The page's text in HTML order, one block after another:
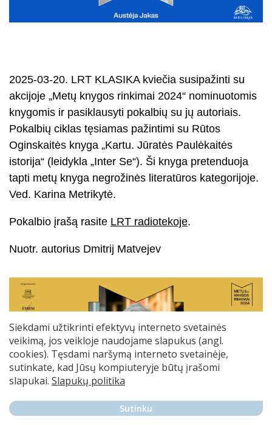
Siekdami užtikrinti efektyvų interneto svetainės
veikimą, jos veikloje naudojame slapukus (angl.
cookies). Tęsdami naršymą interneto svetainėje,
sutinkate, kad Jūsų kompiuteryje būtų įrašomi
slapukai. Slapukų politika
Sutinku
2025-03-20. LRT KLASIKA kviečia susipažinti su
akcijoje „Metų knygos rinkimai 2024“ nominuotomis
knygomis ir pasiklausyti pokalbių su jų autoriais.
Pokalbių ciklas tęsiamas pažintimi su Rūtos
Oginskaitės knyga „Kartu. Jūratės Paulėkaitės
istorija“ (leidykla „Inter Se“). Ši knyga pretenduoja
tapti metų knyga negrožinės literatūros kategorijoje.
Ved. Karina Metrikytė.
Pokalbio įrašą rasite LRT radiotekoje.
Nuotr. autorius Dmitrij Matvejev